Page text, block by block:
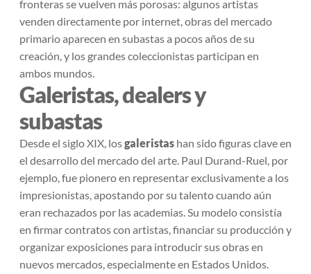
fronteras se vuelven más porosas: algunos artistas
venden directamente por internet, obras del mercado
primario aparecen en subastas a pocos años de su
creación, y los grandes coleccionistas participan en
ambos mundos.
Galeristas, dealers y
subastas
Desde el siglo XIX, losgaleristas han sido figuras clave en
el desarrollo del mercado del arte. Paul Durand-Ruel, por
ejemplo, fue pionero en representar exclusivamente a los
impresionistas, apostando por su talento cuando aún
eran rechazados por las academias. Su modelo consistía
en firmar contratos con artistas, financiar su producción y
organizar exposiciones para introducir sus obras en
nuevos mercados, especialmente en Estados Unidos.